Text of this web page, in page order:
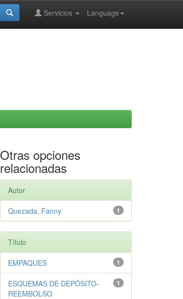
Language
Servicios
Otras opciones
relacionadas
Autor
1
Quezada, Fanny
Título
1
EMPAQUES
1
ESQUEMAS DE DEPÓSITO-
REEMBOLSO